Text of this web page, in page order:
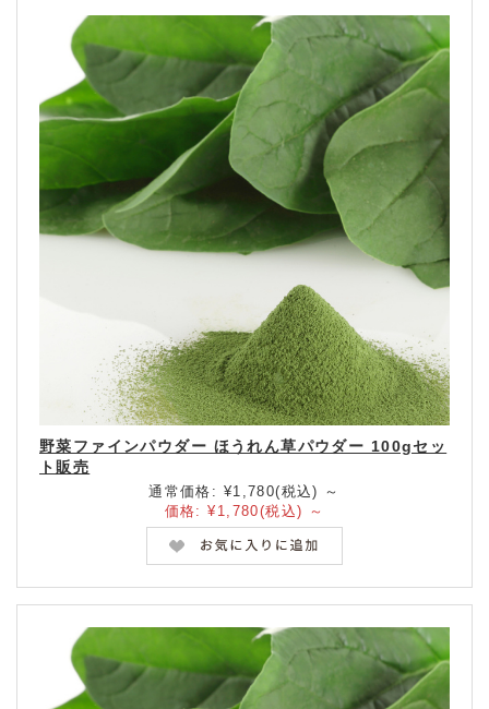
野菜ファインパウダー ほうれん草パウダー 100gセッ
ト販売
通常価格: ¥1,780(税込)
～
価格: ¥1,780(税込) ～